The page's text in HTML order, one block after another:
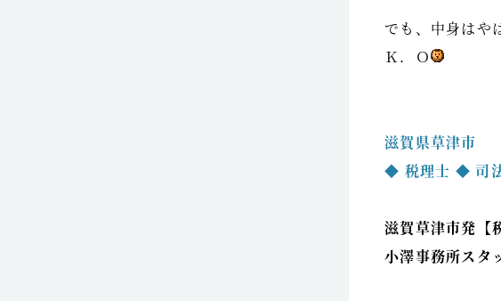
でも、中身はや
Ｋ．Ｏ
滋賀県草津市
◆ 税理士 ◆ 司
滋賀草津市発【
小澤事務所スタ